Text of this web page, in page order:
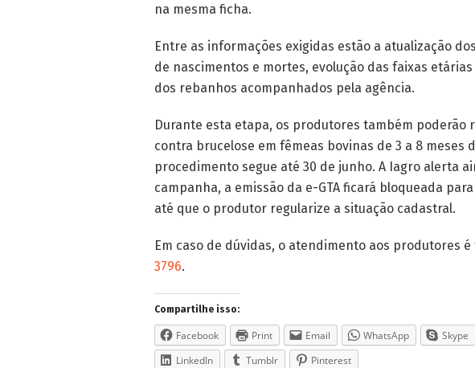
na mesma ficha.
Entre as informações exigidas estão a atualização
de nascimentos e mortes, evolução das faixas
dos rebanhos acompanhados pela agência.
Durante esta etapa, os produtores também poderão
contra brucelose em fêmeas bovinas de 3 a 8 meses
procedimento segue até 30 de junho. A Iagro alerta
campanha, a emissão da e-GTA ficará bloqueada
até que o produtor regularize a situação cadastral.
Em caso de dúvidas, o atendimento aos produtores
3796.
Compartilhe isso:
Facebook Print Email WhatsApp Skype
LinkedIn
Tumblr Pinterest